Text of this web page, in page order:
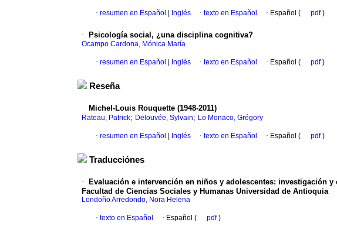
· resumen en Español Inglés · texto en Español · Español ( pdf)
· Psicología social, ¿una disciplina cognitiva?
Ocampo Cardona, Mónica María
· resumen en Español Inglés · texto en Español · Español ( pdf)
Reseña
· Michel-Louis Rouquette (1948-2011)
Rateau, Patrick; Delouvée, Sylvain; Lo Monaco, Grégory
· resumen en Español Inglés · texto en Español · Español ( pdf)
Traducciónes
· Evaluación e intervención en niños y adolescentes: investigación
Facultad de Ciencias Sociales y Humanas Universidad de Antioquia
Londoño Arredondo, Nora Helena
· texto en Español · Español ( pdf)